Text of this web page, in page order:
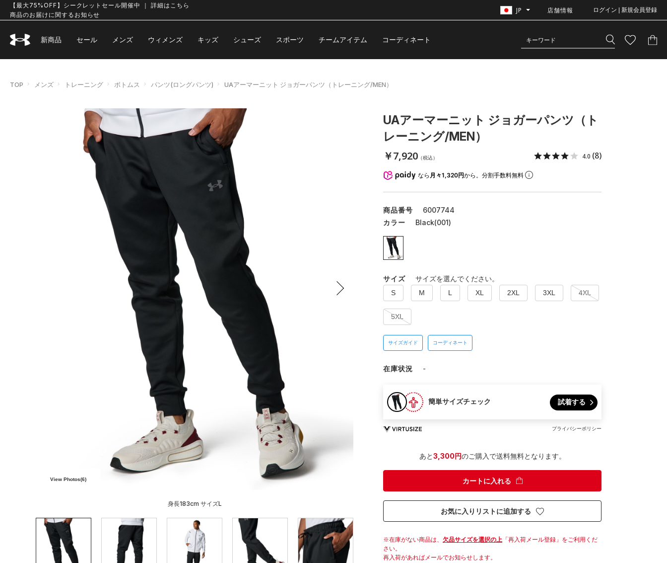
【最大75%OFF】シークレットセール開催中 ｜ 詳細はこちら
商品のお届けに関するお知らせ
JP 店舗情報 ログイン | 新規会員登録
新商品 セール メンズ ウィメンズ キッズ シューズ スポーツ チームアイテム コーディネート
TOP メンズ トレーニング ボトムス パンツ(ロングパンツ) UAアーマーニット ジョガーパンツ（トレーニング/MEN）
View Photos(6)
身長183cm サイズL
UAアーマーニット ジョガーパンツ（ト
レーニング/MEN）
￥7,920 （税込） 4.0 (8)
なら 月々1,320円から。分割手数料無料
商品番号
6007744
カラー
Black(001)
サイズ サイズを選んでください。
S M L XL 2XL 3XL 4XL
5XL
サイズガイド コーディネート
在庫状況 -
簡単サイズチェック 試着する
プライバシーポリシー
あと3,300円のご購入で送料無料となります。
カートに入れる
お気に入りリストに追加する
在庫がない商品は、 欠品サイズを選択の上 「再入荷メール登録」をご利用くだ
さい。
再入荷があればメールでお知らせします。